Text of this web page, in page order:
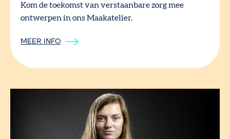
Kom de toekomst van verstaanbare zorg mee
ontwerpen in ons Maakatelier.
MEER INFO